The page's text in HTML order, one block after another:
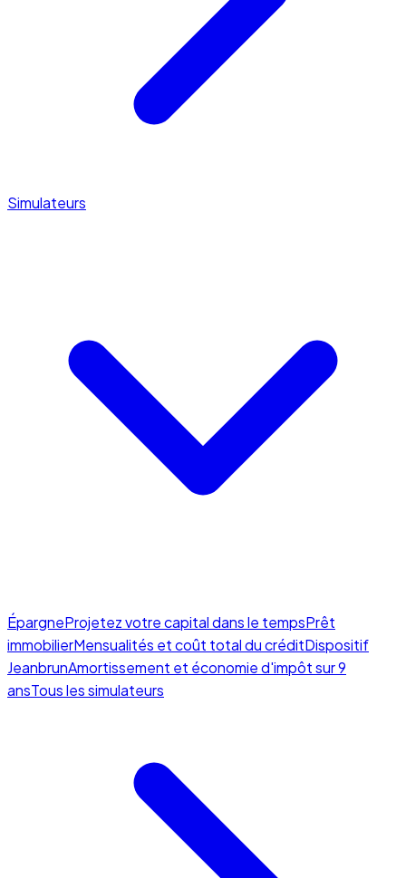
Simulateurs
ÉpargneProjetez votre capital dans le tempsPrêt
immobilierMensualités et coût total du créditDispositif
JeanbrunAmortissement et économie d'impôt sur 9
ansTous les simulateurs